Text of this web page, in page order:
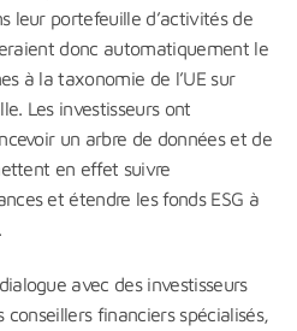
leur portefeuille d’activités de
donc automatiquement le
à la taxonomie de l’UE sur
Les investisseurs ont
un arbre de données et de
en effet suivre
et étendre les fonds ESG à
avec des investisseurs
financiers spécialisés,